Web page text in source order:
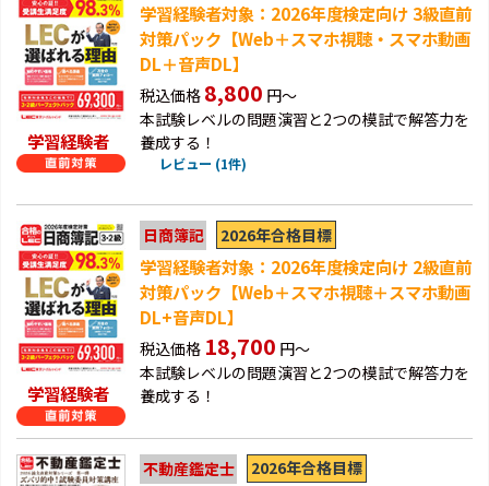
学習経験者
学習経験者対象：2026年度検定向け 3級直前
対策パック【Web＋スマホ視聴・スマホ動画
DL＋音声DL】
税込価格 8,800 円～
本試験レベルの問題演習と2つの模試で解答力を
養成する！
レビュー (1件)
学習経験者
日商簿記 2026年合格目標
学習経験者対象：2026年度検定向け 2級直前
対策パック【Web＋スマホ視聴＋スマホ動画
DL+音声DL】
税込価格 18,700 円～
本試験レベルの問題演習と2つの模試で解答力を
養成する！
不動産鑑定士 2026年合格目標